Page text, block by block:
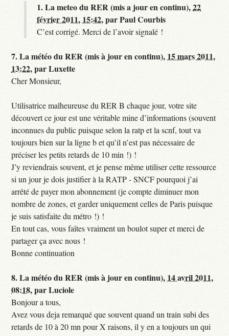
1.La meteo du RER (mis a jour en continu),22
février 2011, 15:42,parPaul Courbis
C’est corrigé. Merci de l’avoir signalé !
7.La météo du RER (mis à jour en continu), 15 mars 2011,
13:22,parLuxette
Cher Monsieur,
Utilisatrice malheureuse du RER B chaque jour, votre site
découvert ce jour est une véritable mine d’informations (souvent
inconnues du public puisque selon la ratp et la scnf, tout va
toujours bien sur la ligne b et qu’il n’est pas nécessaire de
préciser les petits retards de 10 min !) !
J’y reviendrais souvent, et je pense même utiliser cette ressource
si un jour je dois justifier à la RATP - SNCF pourquoi j’ai
arrêté de payer mon abonnement (je compte diminuer mon
nombre de zones, et garder uniquement celles de Paris puisque
je suis satisfaite du métro !) !
En tout cas, vous faîtes vraiment un boulot super et merci de
partager ça avec nous !
Bonne continuation
8.La météo du RER (mis à jour en continu), 14 avril 2011,
08:18,parLuciole
Bonjour a tous,
Avez vous deja remarqué que souvent quand un train subi des
retards de 10 à 20 mn pour X raisons, il y en a toujours un qui